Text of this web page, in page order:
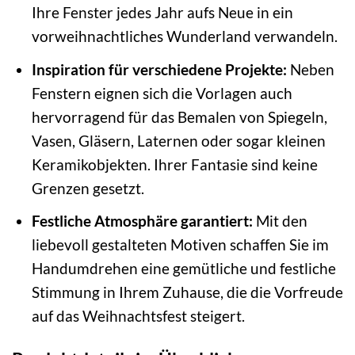
Ihre Fenster jedes Jahr aufs Neue in ein
vorweihnachtliches Wunderland verwandeln.
Inspiration für verschiedene Projekte: Neben
Fenstern eignen sich die Vorlagen auch
hervorragend für das Bemalen von Spiegeln,
Vasen, Gläsern, Laternen oder sogar kleinen
Keramikobjekten. Ihrer Fantasie sind keine
Grenzen gesetzt.
Festliche Atmosphäre garantiert: Mit den
liebevoll gestalteten Motiven schaffen Sie im
Handumdrehen eine gemütliche und festliche
Stimmung in Ihrem Zuhause, die die Vorfreude
auf das Weihnachtsfest steigert.